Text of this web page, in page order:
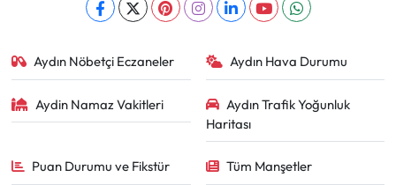
Aydın Nöbetçi Eczaneler Aydın Hava Durumu
Aydin Namaz Vakitleri
Aydın Trafik Yoğunluk
Haritası
Puan Durumu ve Fikstür Tüm Manşetler